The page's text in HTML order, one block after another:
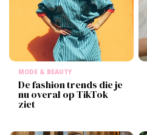
MODE & BEAUTY
De fashion trends die je
nu overal op TikTok
ziet